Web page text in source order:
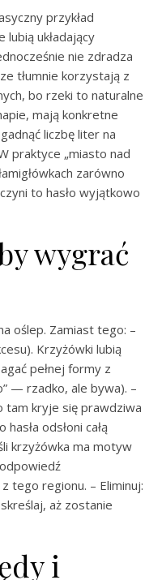
przykład
układający
nie zdradza
tłumnie korzystają z
bo rzeki to naturalne
mają konkretne
liczbę liter na
praktyce „miasto nad
zarówno
to hasło wyjątkowo
wygrać
oślep. Zamiast tego: –
Krzyżówki lubią
pełnej formy z
— rzadko, ale bywa). –
tam kryje się prawdziwa
odsłoni całą
krzyżówka ma motyw
tego regionu. – Eliminuj:
aż zostanie
i